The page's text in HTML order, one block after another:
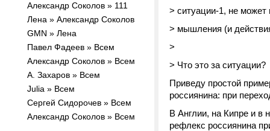
Александр Соколов » 111
Лена » Александр Соколов
GMN » Лена
Павел Фадеев » Всем
Александр Соколов » Всем
А. Захаров » Всем
Julia » Всем
Сергей Сидорочев » Всем
Александр Соколов » Всем
> ситуации-1, не может
> мышления (и
>
> Что это за ситуации?
Приведу простой
россиянина: при
В Англии, на Кипре и в
рефлекс россиянина